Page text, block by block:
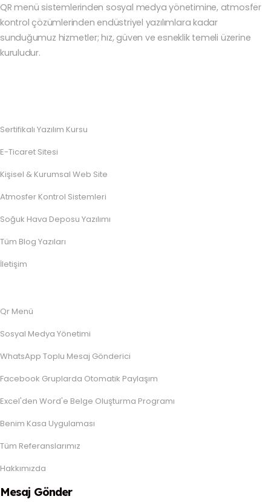
QR menü sistemlerinden sosyal medya yönetimine, atmosfer
kontrol çözümlerinden endüstriyel yazılımlara kadar
sunduğumuz hizmetler; hız, güven ve esneklik temeli üzerine
kuruludur.
Sertifikalı Yazılım Kursu
E-Ticaret Sitesi
Kişisel & Kurumsal Web Site
Atmosfer Kontrol Sistemleri
Soğuk Hava Deposu Yazılımı
Tüm Blog Yazıları
İletişim
Qr Menü
Sosyal Medya Yönetimi
WhatsApp Toplu Mesaj Gönderici
Facebook Gruplarda Otomatik Paylaşım
Excel'den Word'e Belge Oluşturma Programı
Benim Kasa Uygulaması
Tüm Referanslarımız
Hakkımızda
Mesaj Gönder